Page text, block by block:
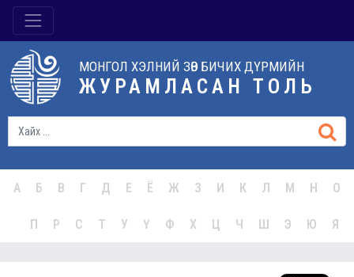
МОНГОЛ ХЭЛНИЙ ЗӨВ БИЧИХ ДҮРМИЙН
ЖУРАМЛАСАН ТОЛЬ
А Б В Г Д Е Ё Ж З И К Л М Н О
П Р С Т У Ү Ф Х Ц Ч Ш Э Ю Я